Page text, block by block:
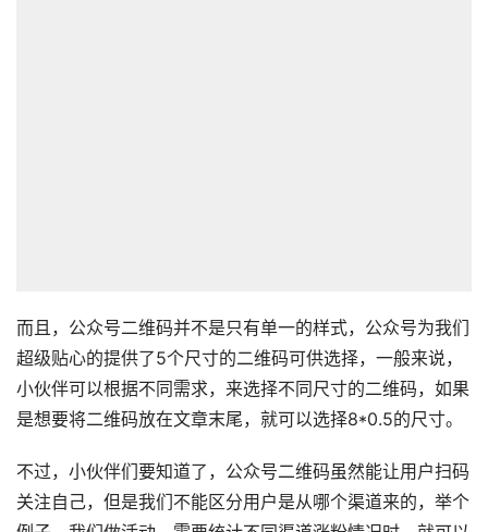
而且，公众号二维码并不是只有单一的样式，公众号为我们
超级贴心的提供了5个尺寸的二维码可供选择，一般来说，
小伙伴可以根据不同需求，来选择不同尺寸的二维码，如果
是想要将二维码放在文章末尾，就可以选择8*0.5的尺寸。
不过，小伙伴们要知道了，公众号二维码虽然能让用户扫码
关注自己，但是我们不能区分用户是从哪个渠道来的，举个